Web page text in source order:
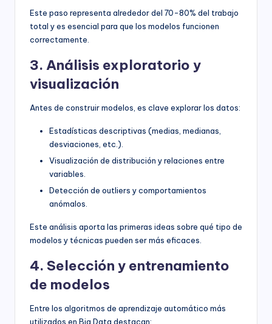
Este paso representa alrededor del 70-80% del trabajo
total y es esencial para que los modelos funcionen
correctamente.
3. Análisis exploratorio y
visualización
Antes de construir modelos, es clave explorar los datos:
Estadísticas descriptivas (medias, medianas,
desviaciones, etc.).
Visualización de distribución y relaciones entre
variables.
Detección de outliers y comportamientos
anómalos.
Este análisis aporta las primeras ideas sobre qué tipo de
modelos y técnicas pueden ser más eficaces.
4. Selección y entrenamiento
de modelos
Entre los algoritmos de aprendizaje automático más
utilizados en Big Data destacan: